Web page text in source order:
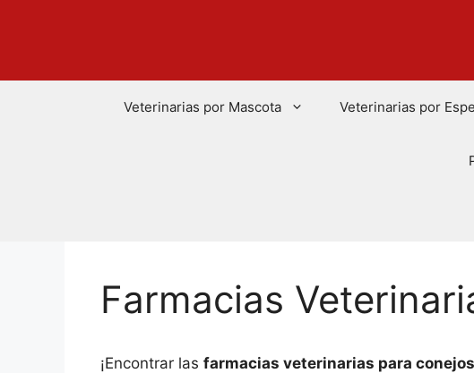
Veterinarias por Mascota Veterinarias por
Farmacias
¡Encontrar las farmacias veterinarias para